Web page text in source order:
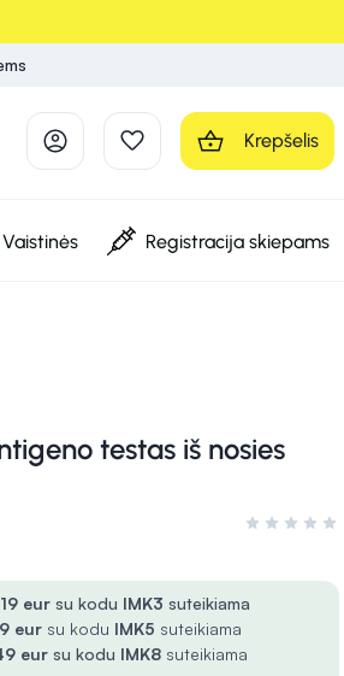
Krepšelis
Vaistinės Registracija skiepams
testas iš nosies
Įvertinimas
19 eur su kodu IMK3 suteikiama
eur su kodu IMK5 suteikiama
eur su kodu IMK8 suteikiama